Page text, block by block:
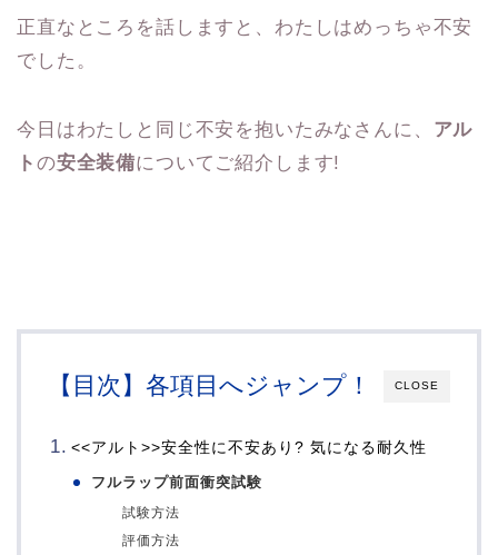
正直なところを話しますと、わたしはめっちゃ不安
でした。
今日はわたしと同じ不安を抱いたみなさんに、 アル
ト の安全装備についてご紹介します!
CLOSE
【目次】各項目へジャンプ！
<<アルト>>安全性に不安あり? 気になる耐久性
フルラップ前面衝突試験
試験方法
評価方法